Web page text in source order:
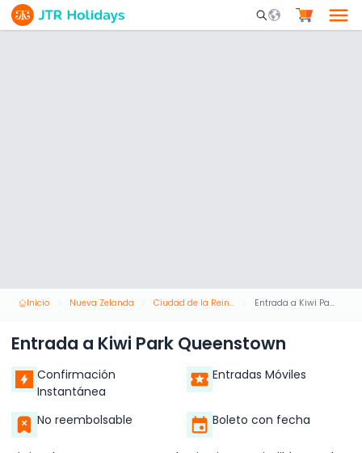
Mobile Search
Inicio Nueva Zelanda Ciudad de la Reina Entrada a Kiwi Park Queenstown
Entrada a Kiwi Park Queenstown
Confirmación
Instantánea
Entradas Móviles
No reembolsable Boleto con fecha